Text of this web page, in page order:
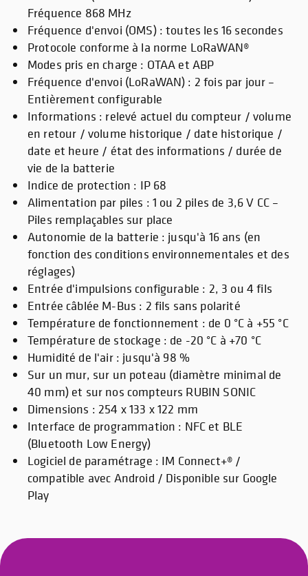
Fréquence 868 MHz
Fréquence d'envoi (OMS) : toutes les 16 secondes
Protocole conforme à la norme LoRaWAN®
Modes pris en charge : OTAA et ABP
Fréquence d'envoi (LoRaWAN) : 2 fois par jour –
Entièrement configurable
Informations : relevé actuel du compteur / volume
en retour / volume historique / date historique /
date et heure / état des informations / durée de
vie de la batterie
Indice de protection : IP 68
Alimentation par piles : 1 ou 2 piles de 3,6 V CC –
Piles remplaçables sur place
Autonomie de la batterie : jusqu'à 16 ans (en
fonction des conditions environnementales et des
réglages)
Entrée d'impulsions configurable : 2, 3 ou 4 fils
Entrée câblée M-Bus : 2 fils sans polarité
Température de fonctionnement : de 0 °C à +55 °C
Température de stockage : de -20 °C à +70 °C
Humidité de l'air : jusqu'à 98 %
Sur un mur, sur un poteau (diamètre minimal de
40 mm) et sur nos compteurs RUBIN SONIC
Dimensions : 254 x 133 x 122 mm
Interface de programmation : NFC et BLE
(Bluetooth Low Energy)
Logiciel de paramétrage : IM Connect+® /
compatible avec Android / Disponible sur Google
Play